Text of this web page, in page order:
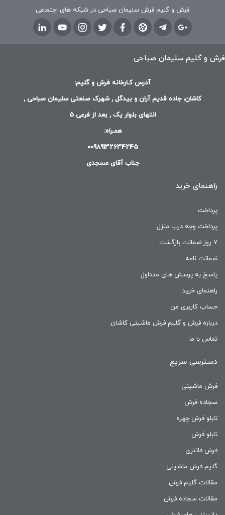
فرش و گلیم فرش سلیمان صباحی در شبکه های اجتماعی
فرش و گلیم سلیمان صباحی
آدرس کـارخانه فرش و گلیم:
کاشان، جاده قدیم آران و بیدگل , شهرک صنعتی سلیمان صباحی ,
انتهای بلوار یک , بعد از فرعی 5
همـراه:
00989132634245
جناب آقای مسجدی
راهنمای خرید
پرداخت
پرداخت وجه درب منزل
۷ روز ضمانت بازگشت
ضمانت نامه
پاسخ به پرسش های متداول
راهنمای خرید
حساب کاربری من
درباره فرش و گلیم فرش ماشینی کاشان
تماس با ما
دسترسی سریع
فرش ماشینی
سجاده فرش
تابلو فرش چهره
تابلو فرش
فرش فانتزی
گلیم فرش ماشینی
مقالات گلیم فرش
مقالات سجاده فرش